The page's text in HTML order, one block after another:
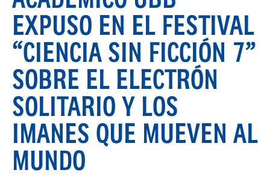
EXPUSO EN EL FESTIVAL
“CIENCIA SIN FICCIÓN 7”
SOBRE EL ELECTRÓN
SOLITARIO Y LOS
IMANES QUE MUEVEN AL
MUNDO